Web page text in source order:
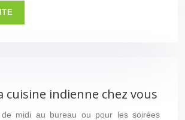
cuisine indienne chez vous
midi au bureau ou pour les soirées